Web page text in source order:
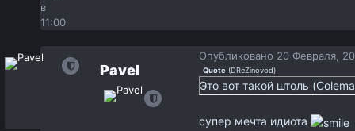
в
11:00
Pavel
Опубликовано 20 Февраля,
Quote (DReZinovod)
Это вот такой штоль
супер мечта идиота